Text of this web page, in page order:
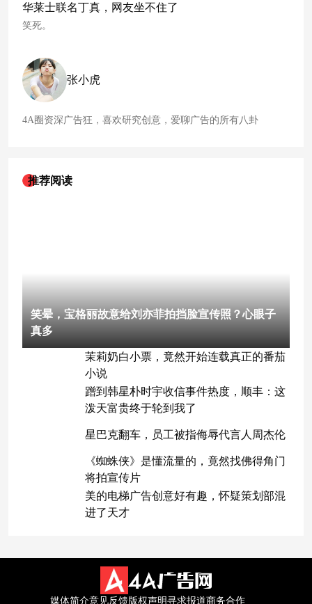
华莱士联名丁真，网友坐不住了
笑死。
张小虎
4A圈资深广告狂，喜欢研究创意，爱聊广告的所有八卦
推荐阅读
笑晕，宝格丽故意给刘亦菲拍挡脸宣传照？心眼子
真多
茉莉奶白小票，竟然开始连载真正的番茄
小说
蹭到韩星朴时宇收信事件热度，顺丰：这
泼天富贵终于轮到我了
星巴克翻车，员工被指侮辱代言人周杰伦
《蜘蛛侠》是懂流量的，竟然找佛得角门
将拍宣传片
美的电梯广告创意好有趣，怀疑策划部混
进了天才
媒体简介意见反馈版权声明寻求报道商务合作